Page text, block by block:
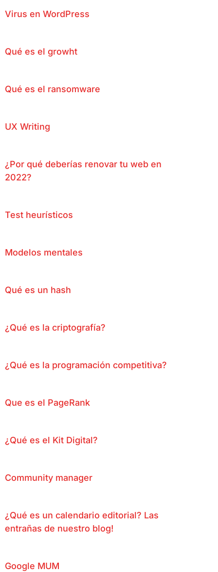
Virus en WordPress
Qué es el growht
Qué es el ransomware
UX Writing
¿Por qué deberías renovar tu web en
2022?
Test heurísticos
Modelos mentales
Qué es un hash
¿Qué es la criptografía?
¿Qué es la programación competitiva?
Que es el PageRank
¿Qué es el Kit Digital?
Community manager
¿Qué es un calendario editorial? Las
entrañas de nuestro blog!
Google MUM